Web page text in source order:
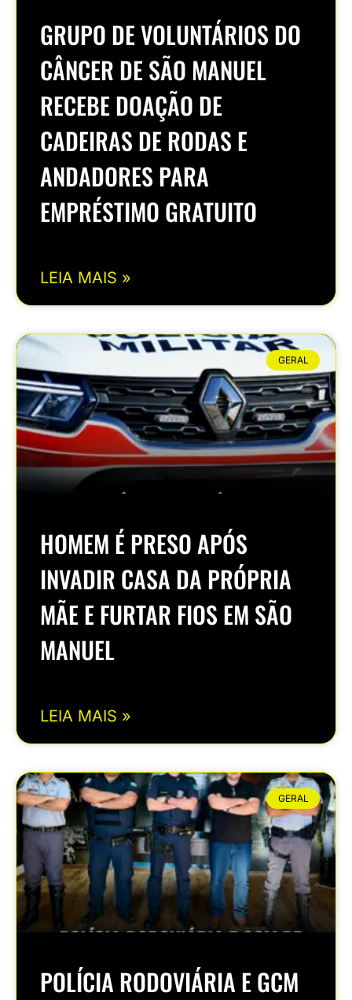
GRUPO DE VOLUNTÁRIOS DO
CÂNCER DE SÃO MANUEL
RECEBE DOAÇÃO DE
CADEIRAS DE RODAS E
ANDADORES PARA
EMPRÉSTIMO GRATUITO
LEIA MAIS »
GERAL
HOMEM É PRESO APÓS
INVADIR CASA DA PRÓPRIA
MÃE E FURTAR FIOS EM SÃO
MANUEL
LEIA MAIS »
GERAL
POLÍCIA RODOVIÁRIA E GCM